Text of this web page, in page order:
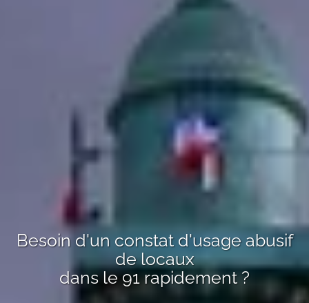
Besoin d'un constat d'usage abusif
de locaux
dans le 91rapidement ?